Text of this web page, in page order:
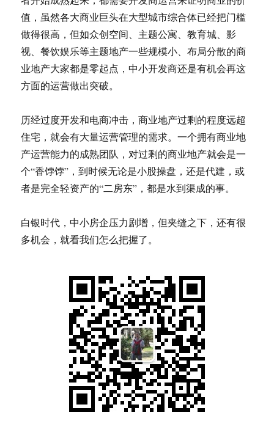
值，虽然各大商业巨头在大型城市综合体已经把门槛
做得很高，但如众创空间、主题公寓、教育城、影
视、餐饮娱乐等主题地产一些规模小、布局分散的商
业地产大家都是零起点，中小开发商还是有机会再这
方面的运营做出突破。
历经过度开发和电商冲击，商业地产过剩的程度远超
住宅，就会有大量运营管理的需求。一个拥有商业地
产运营能力的成熟团队，对过剩的商业地产就会是一
个“香饽饽”，到时候无论是小股操盘，还是代建，或
者是完全轻资产的“二房东”，都是水到渠成的事。
白银时代，中小房企压力剧增，但夹缝之下，还有很
多机会，就看我们怎么把握了。